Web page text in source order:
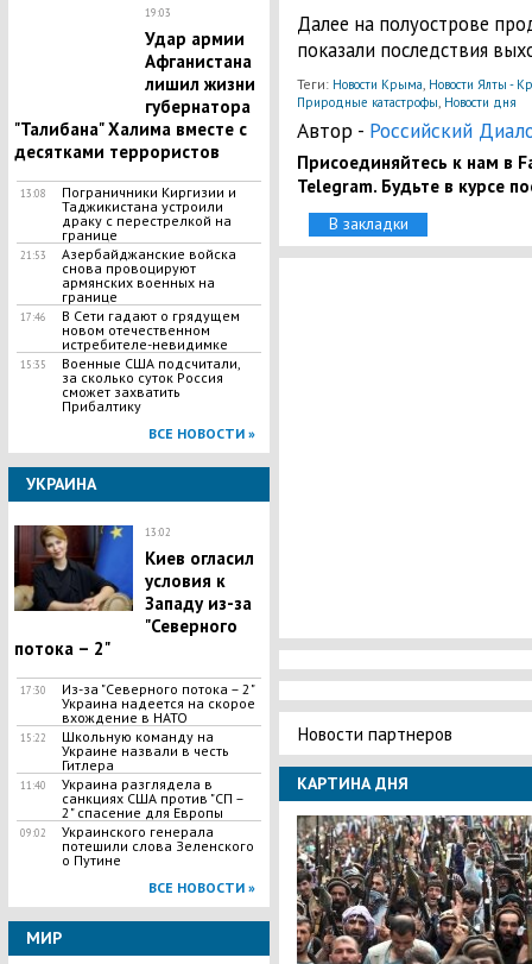
19:03
Удар армии
Афганистана
лишил жизни
губернатора
"Талибана" Халима вместе с
десятками террористов
13:08
Пограничники Киргизии и
Таджикистана устроили
драку с перестрелкой на
границе
21:53
Азербайджанские войска
снова провоцируют
армянских военных на
границе
17:46
В Сети гадают о грядущем
новом отечественном
истребителе-невидимке
15:35
Военные США подсчитали,
за сколько суток Россия
сможет захватить
Прибалтику
ВСЕ НОВОСТИ »
УКРАИНА
13:02
Киев огласил
условия к
Западу из-за
"Северного
потока – 2"
17:30
Из-за "Северного потока – 2"
Украина надеется на скорое
вхождение в НАТО
15:22
Школьную команду на
Украине назвали в честь
Гитлера
11:40
Украина разглядела в
санкциях США против "СП –
2" спасение для Европы
09:02
Украинского генерала
потешили слова Зеленского
о Путине
ВСЕ НОВОСТИ »
МИР
Далее на полуострове
показали последствия
Теги: Новости Крыма, Новости Ялты -
Природные катастрофы, Новости дня
Автор - Российский
Присоединяйтесь к нам в
Telegram. Будьте в курсе
В закладки
Новости партнеров
КАРТИНА ДНЯ